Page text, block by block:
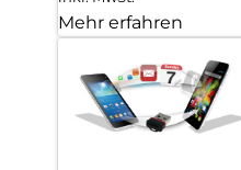
Mehr erfahren